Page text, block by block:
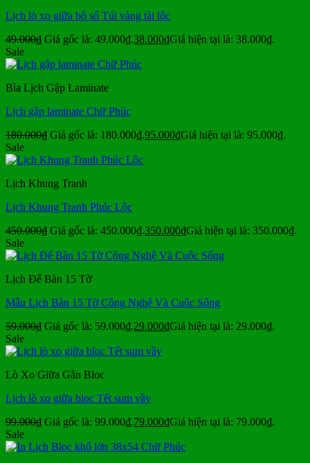
Lịch lò xo giữa bộ số Túi vàng tài lộc
49.000₫ Giá gốc là: 49.000₫.38.000₫Giá hiện tại là: 38.000₫.
Sale
Bìa Lịch Gập Laminate
Lịch gập laminate Chữ Phúc
180.000₫ Giá gốc là: 180.000₫.95.000₫Giá hiện tại là: 95.000₫.
Sale
Lịch Khung Tranh
Lịch Khung Tranh Phúc Lộc
450.000₫ Giá gốc là: 450.000₫.350.000₫Giá hiện tại là: 350.000₫.
Sale
Lịch Để Bàn 15 Tờ
Mẫu Lịch Bàn 15 Tờ Công Nghệ Và Cuộc Sống
59.000₫ Giá gốc là: 59.000₫.29.000₫Giá hiện tại là: 29.000₫.
Sale
Lò Xo Giữa Gắn Bloc
Lịch lò xo giữa bloc Tết sum vầy
99.000₫ Giá gốc là: 99.000₫.79.000₫Giá hiện tại là: 79.000₫.
Sale